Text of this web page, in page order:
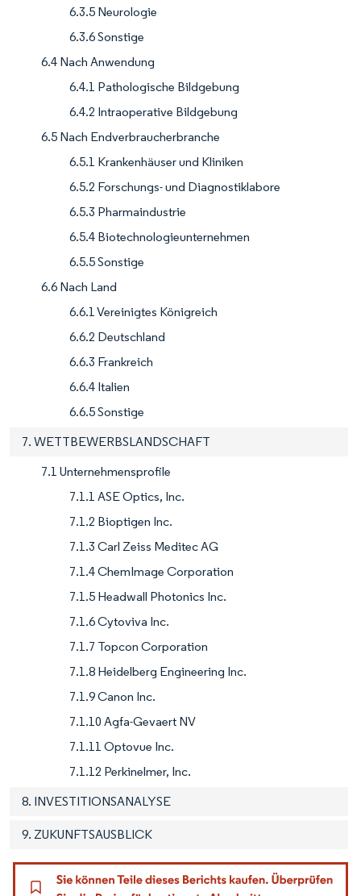
6.3.5 Neurologie
6.3.6 Sonstige
6.4 Nach Anwendung
6.4.1 Pathologische Bildgebung
6.4.2 Intraoperative Bildgebung
6.5 Nach Endverbraucherbranche
6.5.1 Krankenhäuser und Kliniken
6.5.2 Forschungs- und Diagnostiklabore
6.5.3 Pharmaindustrie
6.5.4 Biotechnologieunternehmen
6.5.5 Sonstige
6.6 Nach Land
6.6.1 Vereinigtes Königreich
6.6.2 Deutschland
6.6.3 Frankreich
6.6.4 Italien
6.6.5 Sonstige
7. WETTBEWERBSLANDSCHAFT
7.1 Unternehmensprofile
7.1.1 ASE Optics, Inc.
7.1.2 Bioptigen Inc.
7.1.3 Carl Zeiss Meditec AG
7.1.4 ChemImage Corporation
7.1.5 Headwall Photonics Inc.
7.1.6 Cytoviva Inc.
7.1.7 Topcon Corporation
7.1.8 Heidelberg Engineering Inc.
7.1.9 Canon Inc.
7.1.10 Agfa-Gevaert NV
7.1.11 Optovue Inc.
7.1.12 Perkinelmer, Inc.
8. INVESTITIONSANALYSE
9. ZUKUNFTSAUSBLICK